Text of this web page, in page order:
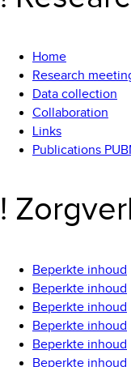
Home
Research
Data collection
Collaboration
Links
Publications
!
Beperkte inhoud
Beperkte inhoud
Beperkte inhoud
Beperkte inhoud
Beperkte inhoud
Beperkte inhoud